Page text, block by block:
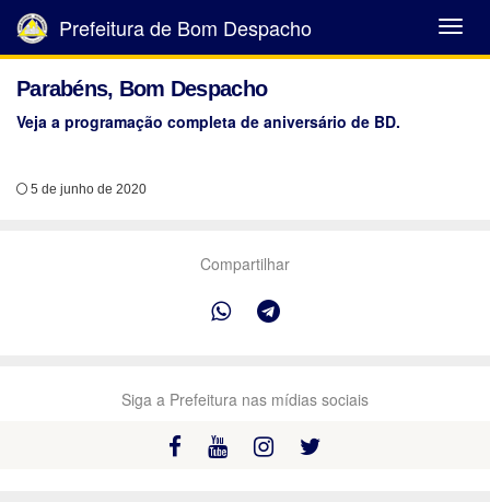
Abrir
Menu
Prefeitura de Bom Despacho
Parabéns, Bom Despacho
Veja a programação completa de aniversário de BD.
5 de junho de 2020
Compartilhar
Siga a Prefeitura nas mídias sociais